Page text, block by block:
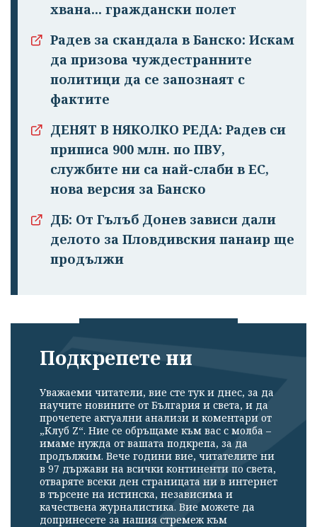
Успешно
профила си!
хвана... граждански полет
Радев за скандала в Банско: Искам
да призова чуждестранните
политици да се запознаят с
фактите
ДЕНЯТ В НЯКОЛКО РЕДА: Радев си
приписа 900 млн. по ПВУ,
службите ни са най-слаби в ЕС,
нова версия за Банско
ДБ: От Гълъб Донев зависи дали
делото за Пловдивския панаир ще
продължи
Подкрепете ни
Уважаеми читатели, вие сте тук и днес, за да
научите новините от България и света, и да
прочетете актуални анализи и коментари от
„Клуб Z“. Ние се обръщаме към вас с молба –
имаме нужда от вашата подкрепа, за да
продължим. Вече години вие, читателите ни
в 97 държави на всички континенти по света,
отваряте всеки ден страницата ни в интернет
в търсене на истинска, независима и
качествена журналистика. Вие можете да
допринесете за нашия стремеж към